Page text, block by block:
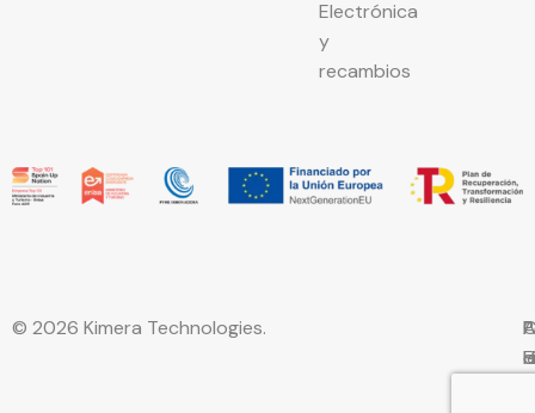
Electrónica
y
recambios
© 2026 Kimera Technologies.